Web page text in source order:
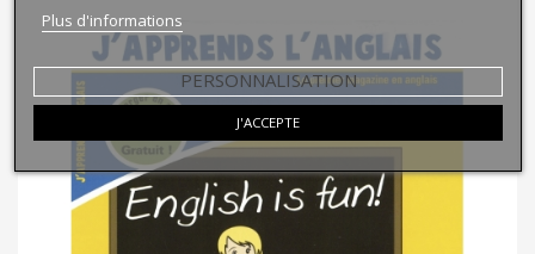
Plus d'informations
PERSONNALISATION
J'ACCEPTE